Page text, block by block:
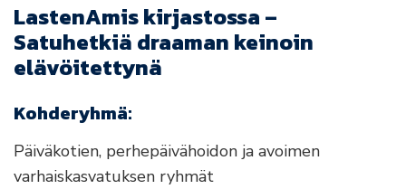
LastenAmis kirjastossa –
Satuhetkiä draaman keinoin
elävöitettynä
Kohderyhmä:
Päiväkotien, perhepäivähoidon ja avoimen
varhaiskasvatuksen ryhmät